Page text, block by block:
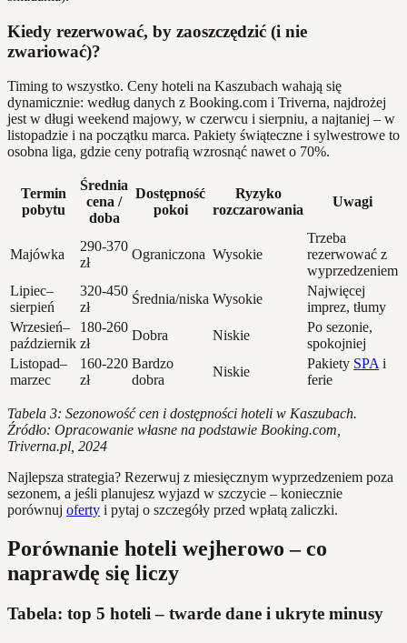
Kiedy rezerwować, by zaoszczędzić (i nie
zwariować)?
Timing to wszystko. Ceny hoteli na Kaszubach wahają się
dynamicznie: według danych z Booking.com i Triverna, najdrożej
jest w długi weekend majowy, w czerwcu i sierpniu, a najtaniej – w
listopadzie i na początku marca. Pakiety świąteczne i sylwestrowe to
osobna liga, gdzie ceny potrafią wzrosnąć nawet o 70%.
Termin
pobytu
Średnia
cena /
doba
Dostępność
pokoi
Ryzyko
rozczarowania
Uwagi
Majówka
290-370
zł
Ograniczona Wysokie
Trzeba
rezerwować z
wyprzedzeniem
Lipiec–
sierpień
320-450
zł
Średnia/niska Wysokie
Najwięcej
imprez, tłumy
Wrzesień–
październik
180-260
zł
Dobra Niskie
Po sezonie,
spokojniej
Listopad–
marzec
160-220
zł
Bardzo
dobra
Niskie
Pakiety SPAi
ferie
Tabela 3: Sezonowość cen i dostępności hoteli w Kaszubach.
Źródło: Opracowanie własne na podstawie Booking.com,
Triverna.pl, 2024
Najlepsza strategia? Rezerwuj z miesięcznym wyprzedzeniem poza
sezonem, a jeśli planujesz wyjazd w szczycie – koniecznie
porównuj oferty i pytaj o szczegóły przed wpłatą zaliczki.
Porównanie hoteli wejherowo – co
naprawdę się liczy
Tabela: top 5 hoteli – twarde dane i ukryte minusy